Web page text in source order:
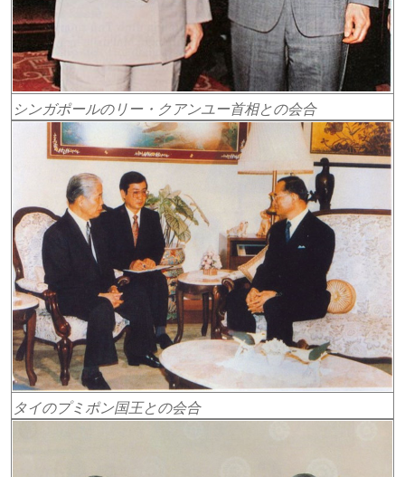
シンガポールのリー・クアンユー首相との会合
タイのプミポン国王との会合